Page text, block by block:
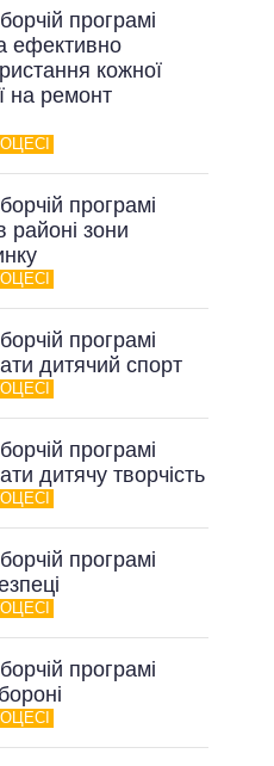
програмі
ефективно
кожної
на ремонт
програмі
районі зони
програмі
дитячий спорт
програмі
дитячу творчість
програмі
програмі